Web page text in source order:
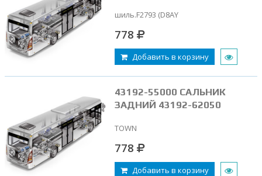
шиль.F2793 (D8AY
778
Добавить в корзину
43192-55000 САЛЬНИК
ЗАДНИЙ 43192-62050
TOWN
778
Добавить в корзину